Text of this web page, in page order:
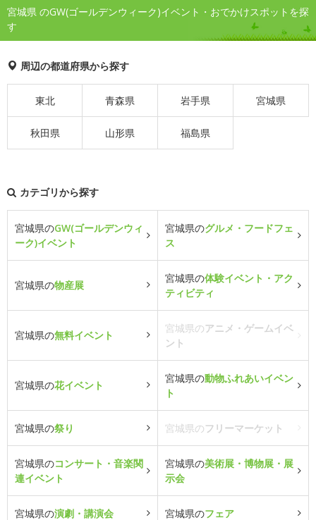
宮城県 のGW(ゴールデンウィーク)イベント・おでかけスポットを探
す
周辺の都道府県から探す
東北 青森県 岩手県 宮城県
秋田県 山形県 福島県
カテゴリから探す
宮城県のGW(ゴールデンウィ
ーク)イベント
宮城県のグルメ・フードフェ
ス
宮城県の物産展
宮城県の体験イベント・アク
ティビティ
宮城県の無料イベント
宮城県のアニメ・ゲームイベ
ント
宮城県の花イベント
宮城県の動物ふれあいイベン
ト
宮城県の祭り 宮城県のフリーマーケット
宮城県のコンサート・音楽関
連イベント
宮城県の美術展・博物展・展
示会
宮城県の演劇・講演会 宮城県のフェア